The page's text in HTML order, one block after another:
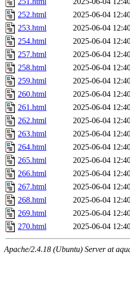
252.html
2025-06-04
253.html
2025-06-04
254.html
2025-06-04
257.html
2025-06-04
258.html
2025-06-04
259.html
2025-06-04
260.html
2025-06-04
261.html
2025-06-04
262.html
2025-06-04
263.html
2025-06-04
264.html
2025-06-04
265.html
2025-06-04
266.html
2025-06-04
267.html
2025-06-04
268.html
2025-06-04
269.html
2025-06-04
270.html
2025-06-04
Apache/2.4.18 (Ubuntu) Server at